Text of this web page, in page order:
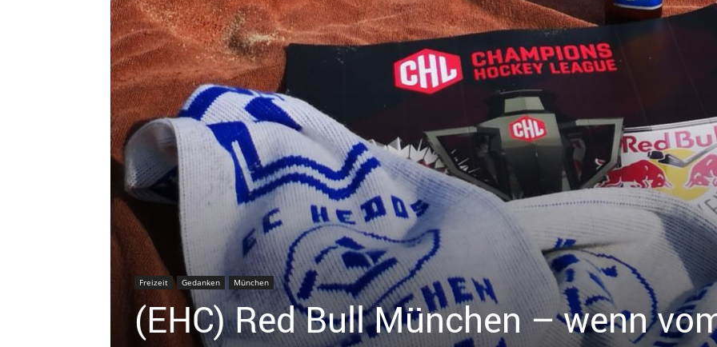
Freizeit Gedanken München
(EHC) Red Bull München – wenn